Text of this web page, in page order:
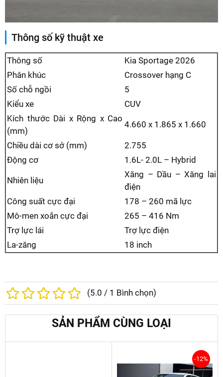
Thông số kỹ thuật xe
Thông số
Kia Sportage 2026
Phân khúc
Crossover hạng C
Số chỗ ngồi
5
Kiểu xe
CUV
Kích thước Dài x Rộng x Cao
(mm)
4.660 x 1.865 x 1.660
Chiều dài cơ sở (mm)
2.755
Động cơ
1.6L- 2.0L – Hybrid
Nhiên liệu
Xăng – Dầu – Xăng lai
điện
Công suất cực đại
178 – 260 mã lực
Mô-men xoắn cực đại
265 – 416 Nm
Trợ lực lái
Trợ lực điện
La-zăng
18 inch
(5.0 / 1 Bình chọn)
SẢN PHẨM CÙNG LOẠI
-12%